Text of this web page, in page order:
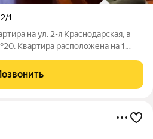
1
на ул. 2-я Краснодарская, в
Квартира расположена на 1
есть балкон. Состояние